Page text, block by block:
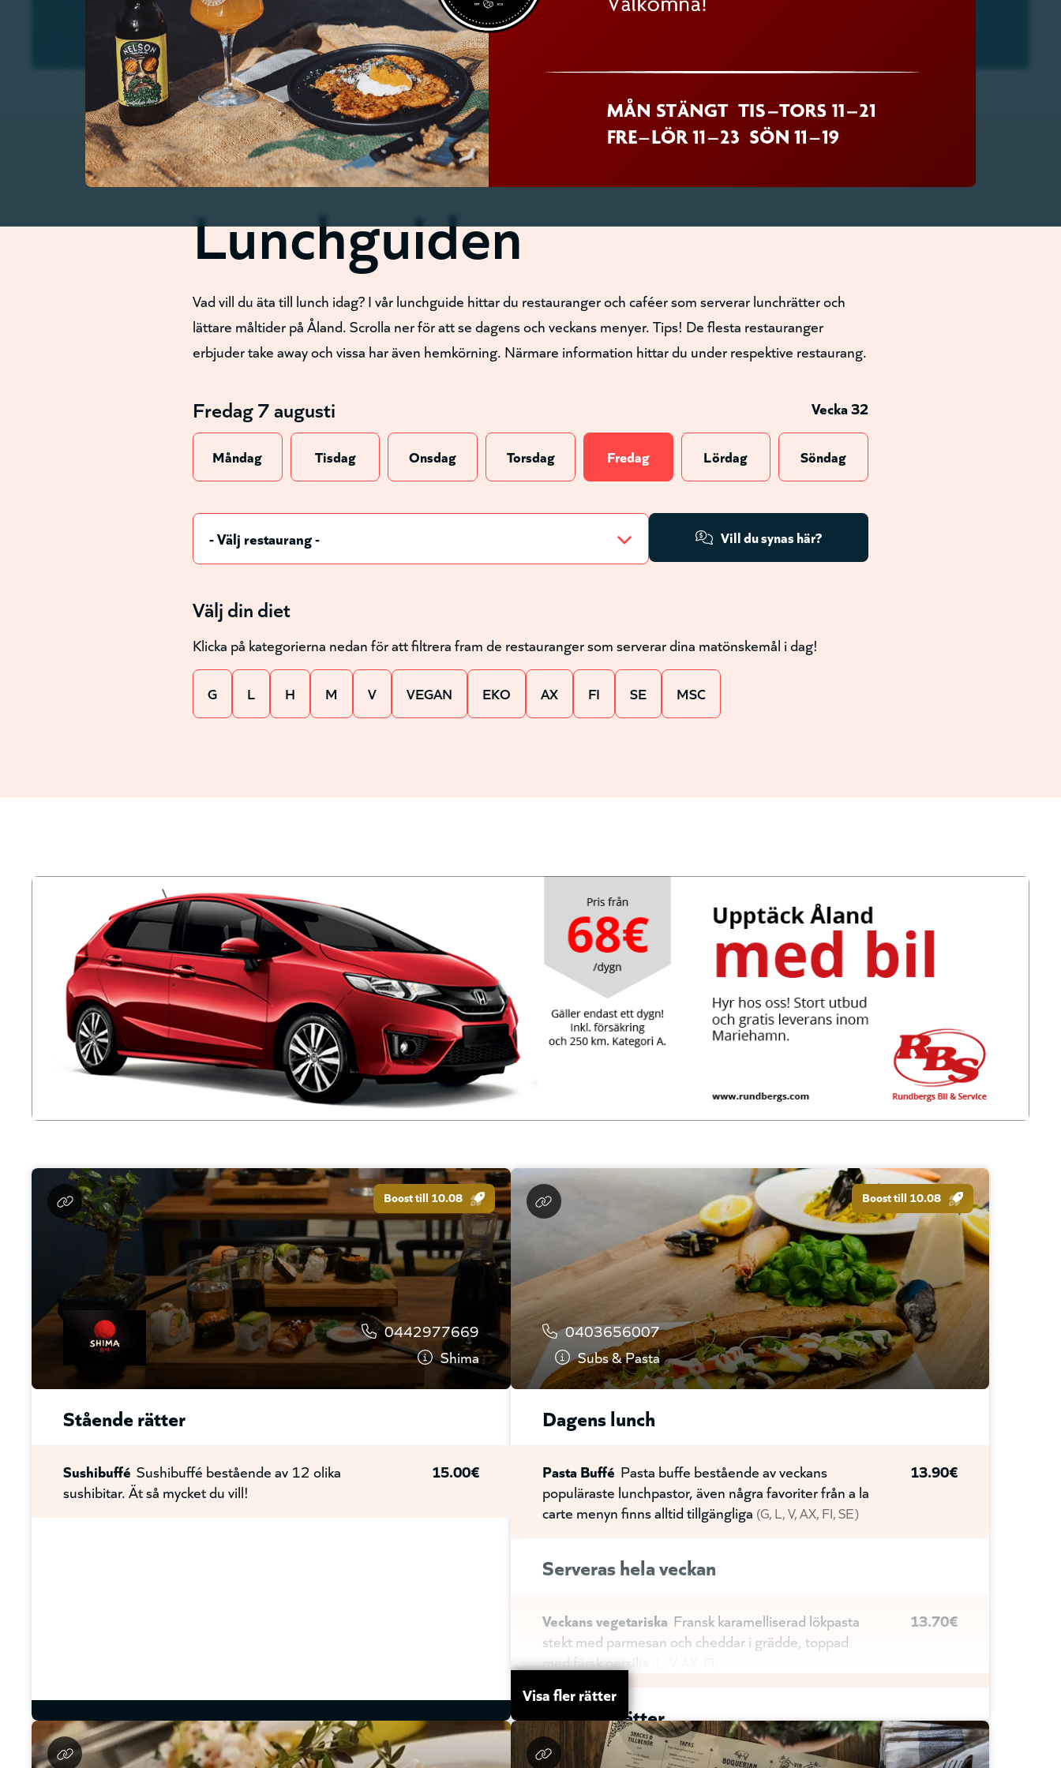
Lunchguiden
Vad vill du äta till lunch idag? I vår lunchguide hittar du restauranger och caféer som serverar lunchrätter och
lättare måltider på Åland. Scrolla ner för att se dagens och veckans menyer. Tips! De flesta restauranger
erbjuder take away och vissa har även hemkörning. Närmare information hittar du under respektive restaurang.
Fredag 7 augusti Vecka 32
Måndag Tisdag Onsdag Torsdag Fredag Lördag Söndag
Vill du synas här?
Välj din diet
Klicka på kategorierna nedan för att filtrera fram de restauranger som serverar dina matönskemål i dag!
G L H M V VEGAN EKO AX FI SE MSC
0442977669
Shima
Boost till 10.08
Stående rätter
Sushibuffé Sushibuffé bestående av 12 olika
sushibitar. Ät så mycket du vill!
15.00€
0403656007
Subs & Pasta
Boost till 10.08
Dagens lunch
Pasta Buffé Pasta buffe bestående av veckans
populäraste lunchpastor, även några favoriter från a la
carte menyn finns alltid tillgängliga G L V AX FI SE
13.90€
Serveras hela veckan
Veckans vegetariska Fransk karamelliserad lökpasta
stekt med parmesan och cheddar i grädde, toppad
med färsk persilja
13.70€
Stående rätter
Visa fler rätter